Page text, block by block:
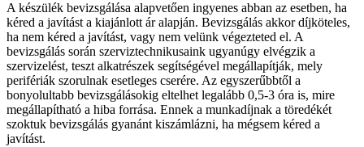
A készülék bevizsgálása alapvetően ingyenes abban az esetben, ha
kéred a javítást a kiajánlott ár alapján. Bevizsgálás akkor díjköteles,
ha nem kéred a javítást, vagy nem velünk végezteted el. A
bevizsgálás során szerviztechnikusaink ugyanúgy elvégzik a
szervizelést, teszt alkatrészek segítségével megállapítják, mely
perifériák szorulnak esetleges cserére. Az egyszerűbbtől a
bonyolultabb bevizsgálásokig eltelhet legalább 0,5-3 óra is, mire
megállapítható a hiba forrása. Ennek a munkadíjnak a töredékét
szoktuk bevizsgálás gyanánt kiszámlázni, ha mégsem kéred a
javítást.